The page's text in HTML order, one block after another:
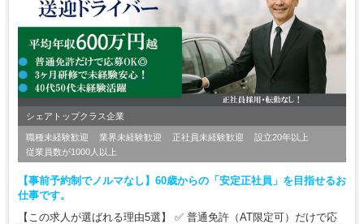
シェアトップクラス企業
職種未経験歓迎 業界未経験歓迎 正社員未経験歓迎
設立20年以上
従業員数が1000人以上
【事前予約制でノルマなし】60歳からの「安定正社員」を目指せるお
仕事です。
【この求人が選ばれる理由5選】 ✅ 普通免許（AT限定可）だけで応